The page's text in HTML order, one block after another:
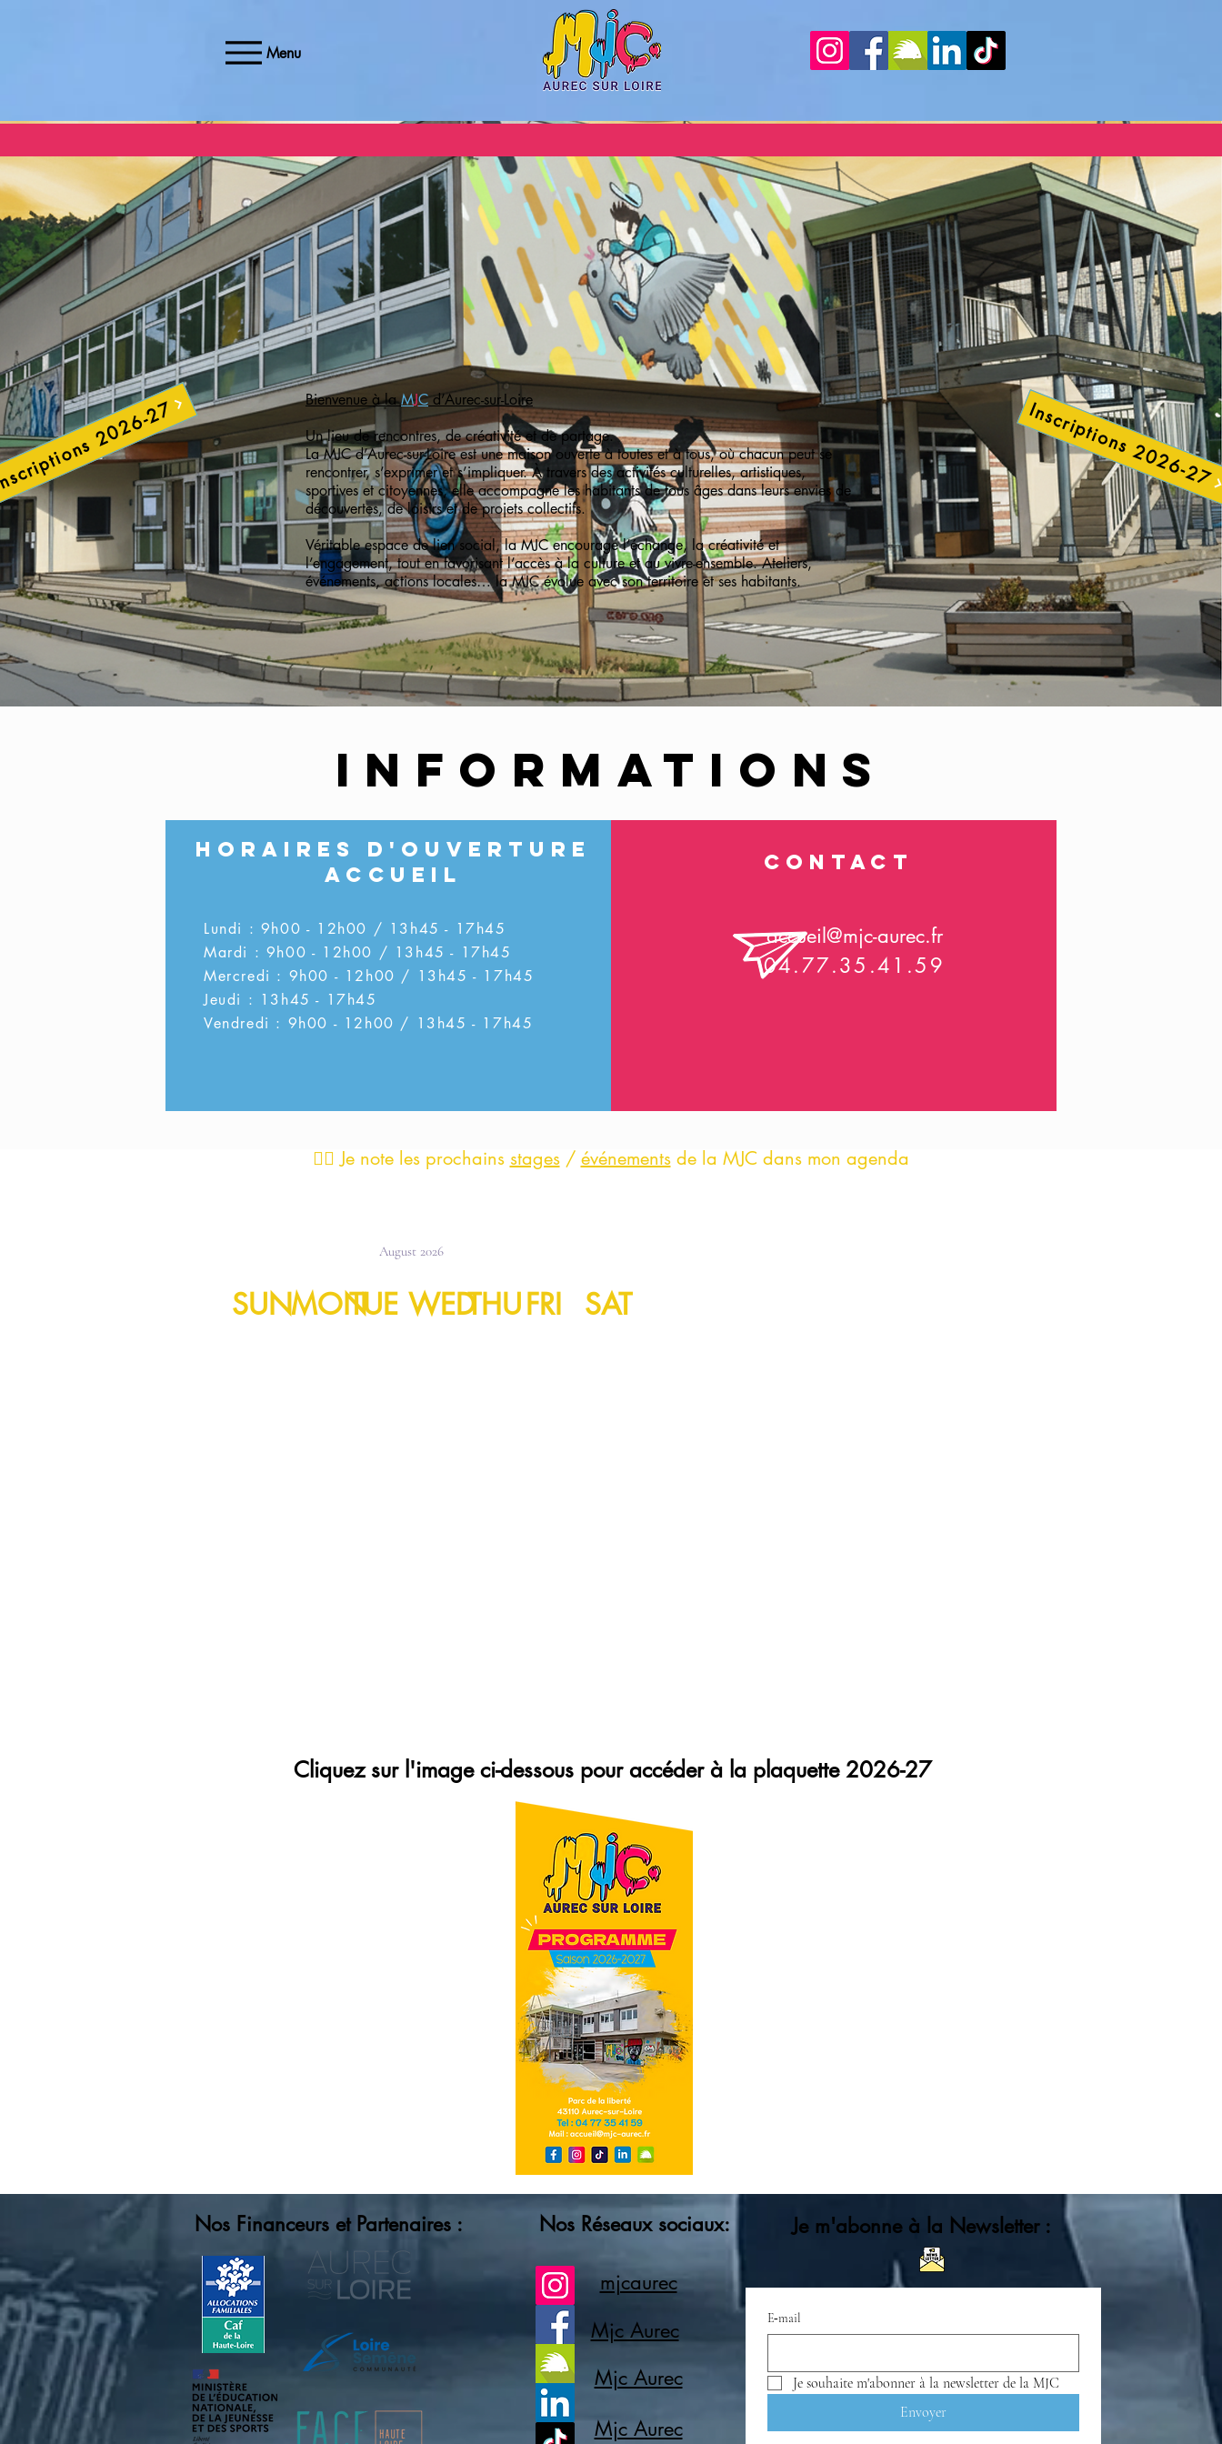
Menu
2026-27 Bienvenue à laMJCd’Aurec-sur-Loire
Un lieu de rencontres, de créativité et de partage.
La MJC d’Aurec-sur-Loire est une maison ouverte à toutes et à tous, où chacun peut se
rencontrer, s’exprimer et s’impliquer. À travers des activités culturelles, artistiques,
sportives et citoyennes, elle accompagne les habitants de tous âges dans leurs envies de
découvertes, de loisirs et de projets collectifs.
Véritable espace de lien social, la MJC encourage l’échange, la créativité et
l’engagement, tout en favorisant l’accès à la culture et au vivre-ensemble. Ateliers,
événements, actions locales… la MJC évolue avec son territoire et ses habitants.
Inscriptions 2026-27
Informations
Horaires d'ouverture
Accueil
Lundi : 9h00 - 12h00 / 13h45 - 17h45
Mardi : 9h00 - 12h00 / 13h45 - 17h45
Mercredi : 9h00 - 12h00 / 13h45 - 17h45
Jeudi : 13h45 - 17h45
Vendredi : 9h00 - 12h00 / 13h45 - 17h45
Contact
accueil@mjc-aurec.fr
04.77.35.41.59
👉🏼 Je note les prochains stages/ événementsde la MJC dans mon agenda
August 2026
SUNMONTUE WEDTHUFRI SAT
Cliquez sur l'image ci-dessous pour accéder à la plaquette 2026-27
Nos Financeurs et Partenaires : Nos Réseaux sociaux:
mjcaurec
Mjc Aurec
Mjc Aurec
Mjc Aurec
E‑mail
Envoyer
Je m'abonne à la Newsletter :